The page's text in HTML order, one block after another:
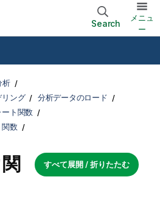
Search
メニュ
ー
析
ング
分析データのロード
ート関数
関数
すべて展開 / 折りたたむ